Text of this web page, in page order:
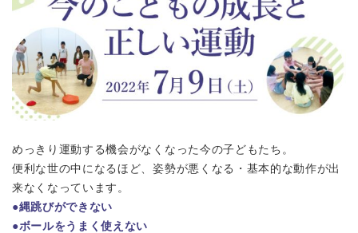
めっきり運動する機会がなくなった今の子どもたち。
便利な世の中になるほど、姿勢が悪くなる・基本的な動作が出
来なくなっています。
●縄跳びができない
●ボールをうまく使えない